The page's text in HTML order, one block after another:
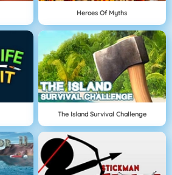
Heroes Of Myths
The Island Survival Challenge